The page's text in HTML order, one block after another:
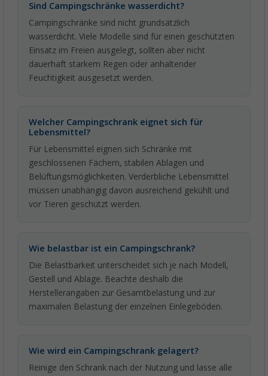
Sind Campingschränke wasserdicht?
Campingschränke sind nicht grundsätzlich
wasserdicht. Viele Modelle sind für einen geschützten
Einsatz im Freien ausgelegt, sollten aber nicht
dauerhaft starkem Regen oder anhaltender
Feuchtigkeit ausgesetzt werden.
Welcher Campingschrank eignet sich für
Lebensmittel?
Für Lebensmittel eignen sich Schränke mit
geschlossenen Fächern, stabilen Ablagen und
Belüftungsmöglichkeiten. Verderbliche Lebensmittel
müssen unabhängig davon ausreichend gekühlt und
vor Tieren geschützt werden.
Wie belastbar ist ein Campingschrank?
Die Belastbarkeit unterscheidet sich je nach Modell,
Gestell und Ablage. Beachte deshalb die
Herstellerangaben zur Gesamtbelastung und zur
maximalen Belastung der einzelnen Einlegeböden.
Wie wird ein Campingschrank gelagert?
Reinige den Schrank nach der Nutzung und lasse alle